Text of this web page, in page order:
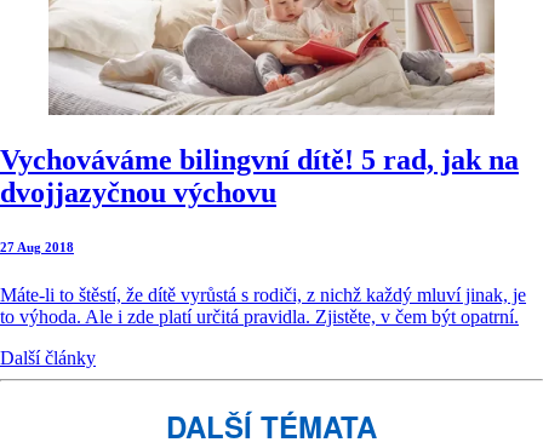
Vychováváme bilingvní dítě! 5 rad, jak na
dvojjazyčnou výchovu
27 Aug 2018
Máte-li to štěstí, že dítě vyrůstá s rodiči, z nichž každý mluví jinak, je
to výhoda. Ale i zde platí určitá pravidla. Zjistěte, v čem být opatrní.
Další články
DALŠÍ TÉMATA